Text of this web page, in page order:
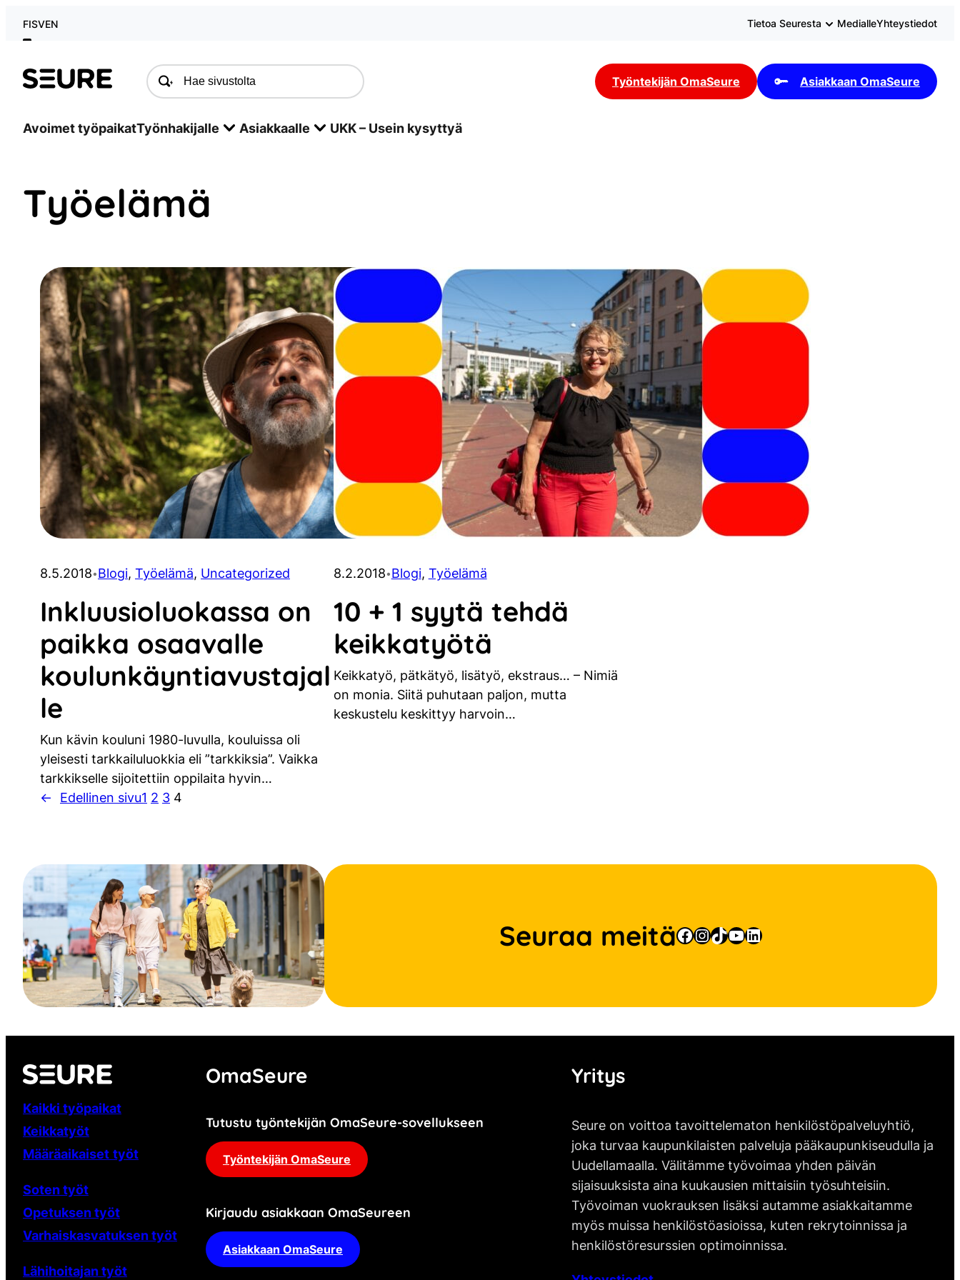
FISVEN Tietoa Seuresta MedialleYhteystiedot
Seure Työntekijän OmaSeure Asiakkaan OmaSeure
Avoimet työpaikatTyönhakijalle Asiakkaalle UKK – Usein kysyttyä
Työelämä
8.5.2018•Blogi, Työelämä, Uncategorized
Inkluusioluokassa on
paikka osaavalle
koulunkäyntiavustajal
le
Kun kävin kouluni 1980-luvulla, kouluissa oli
yleisesti tarkkailuluokkia eli ”tarkkiksia”. Vaikka
tarkkikselle sijoitettiin oppilaita hyvin…
8.2.2018•Blogi, Työelämä
10 + 1 syytä tehdä
keikkatyötä
Keikkatyö, pätkätyö, lisätyö, ekstraus… – Nimiä
on monia. Siitä puhutaan paljon, mutta
keskustelu keskittyy harvoin…
← Edellinen sivu1 2 3 4
Seuraa meitäFacebook
Instagram
TikTok
YouTube
LinkedIn
Kaikki työpaikat
Keikkatyöt
Määräaikaiset työt
Soten työt
Opetuksen työt
Varhaiskasvatuksen työt
Lähihoitajan työt
OmaSeure
Tutustu työntekijän OmaSeure-sovellukseen
Työntekijän OmaSeure
Kirjaudu asiakkaan OmaSeureen
Asiakkaan OmaSeure
Yritys
Seure on voittoa tavoittelematon henkilöstöpalveluyhtiö,
joka turvaa kaupunkilaisten palveluja pääkaupunkiseudulla ja
Uudellamaalla. Välitämme työvoimaa yhden päivän
sijaisuuksista aina kuukausien mittaisiin työsuhteisiin.
Työvoiman vuokrauksen lisäksi autamme asiakkaitamme
myös muissa henkilöstöasioissa, kuten rekrytoinnissa ja
henkilöstöresurssien optimoinnissa.